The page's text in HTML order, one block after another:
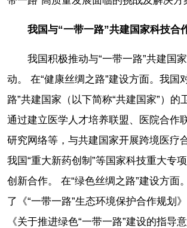
我国与“一带一路”共建国家科技合
我国积极推动与“一带一路”共建国
动。 在“健康丝绸之路”建设方面。我国
路”共建国家（以下简称“共建国家”）的
通过建立医学人才培养联盟、医院合作
研究网络等，与共建国家开展跨境医疗
我国“重大新药创制”等国家科技重大专
创新合作。 在“绿色丝绸之路”建设方面
了《“一带一路”生态环境保护合作规划》
《关于推进绿色“一带一路”建设的指导